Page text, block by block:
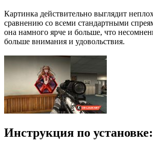
Картинка действительно выглядит
сравнению со всеми стандартными
она намного ярче и больше, что
больше внимания и удовольствия.
Инструкция по установке: